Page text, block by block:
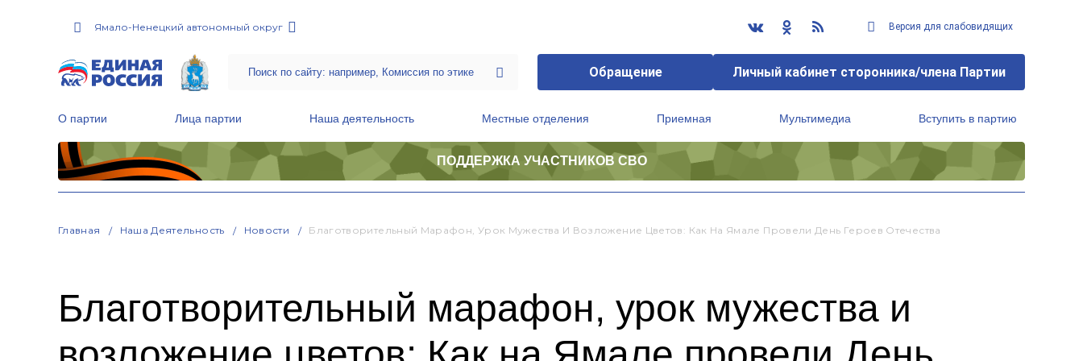
Ямало-Ненецкий автономный округ Версия для слабовидящих
Обращение Личный кабинет сторонника/члена Партии
О партии Лица партии Наша деятельность Местные отделения Приемная Мультимедиа Вступить в партию
ПОДДЕРЖКА УЧАСТНИКОВ СВО
Главная Наша Деятельность Новости Благотворительный Марафон, Урок Мужества И Возложение Цветов: Как На Ямале Провели День Героев Отечества
Благотворительный марафон, урок мужества и